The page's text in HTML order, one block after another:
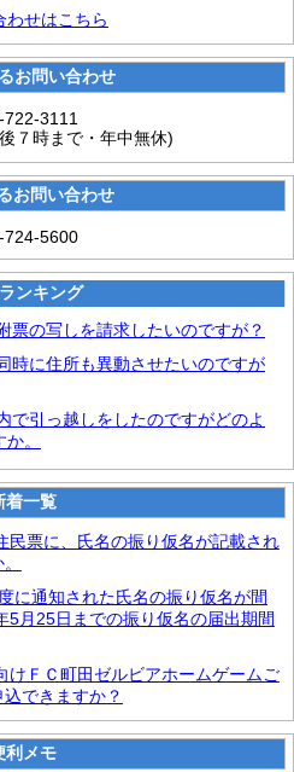
わせはこちら
お問い合わせ
722-3111
７時まで・年中無休)
お問い合わせ
724-5600
ンキング
の写しを請求したいのですが？
に住所も異動させたいのですが
引っ越しをしたのですがどのよ
。
着一覧
票に、氏名の振り仮名が記載され
通知された氏名の振り仮名が間
5月25日までの振り仮名の届出期間
ＦＣ町田ゼルビアホームゲームご
できますか？
利メモ